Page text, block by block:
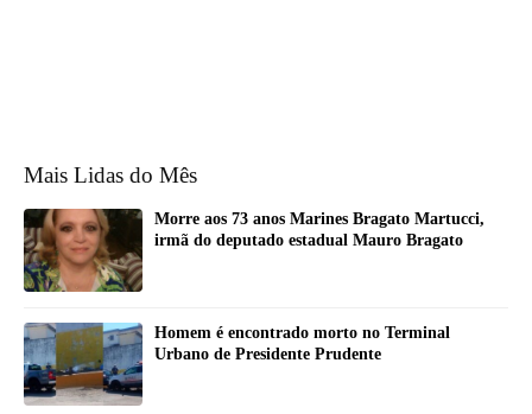
Mais Lidas do Mês
Morre aos 73 anos Marines Bragato Martucci,
irmã do deputado estadual Mauro Bragato
Homem é encontrado morto no Terminal
Urbano de Presidente Prudente